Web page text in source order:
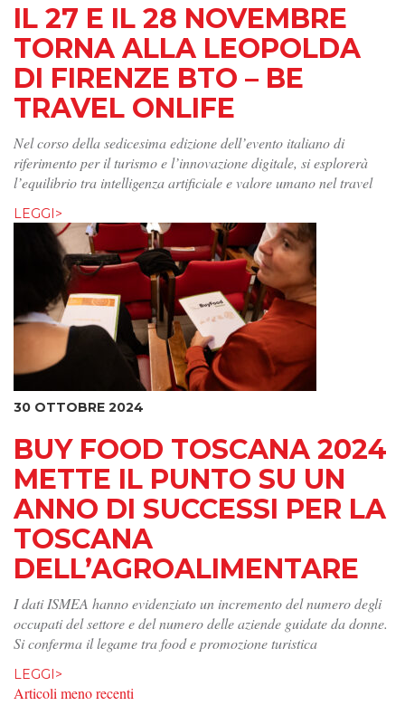
IL 27 E IL 28 NOVEMBRE
TORNA ALLA LEOPOLDA
DI FIRENZE BTO – BE
TRAVEL ONLIFE
Nel corso della sedicesima edizione dell’evento italiano di
riferimento per il turismo e l’innovazione digitale, si esplorerà
l’equilibrio tra intelligenza artificiale e valore umano nel travel
LEGGI>
30 OTTOBRE 2024
BUY FOOD TOSCANA 2024
METTE IL PUNTO SU UN
ANNO DI SUCCESSI PER LA
TOSCANA
DELL’AGROALIMENTARE
I dati ISMEA hanno evidenziato un incremento del numero degli
occupati del settore e del numero delle aziende guidate da donne.
Si conferma il legame tra food e promozione turistica
LEGGI>
NAVIGAZIONE ARTICOLI
Articoli meno recenti